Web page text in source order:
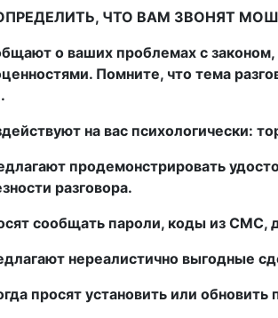
ЧТО ВАМ ЗВОНЯТ
о ваших проблемах с
Помните, что тема
на вас психологически:
продемонстрировать
разговора.
сообщать пароли, коды из СМС,
нереалистично выгодные
просят установить или